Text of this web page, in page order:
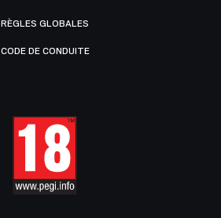
RÈGLES GLOBALES
CODE DE CONDUITE